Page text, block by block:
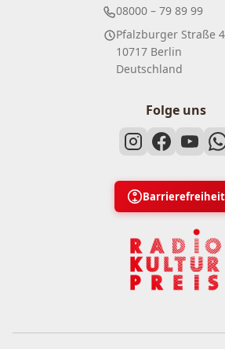
08000 – 79 89 99
Pfalzburger Straße
10717 Berlin
Deutschland
Folge uns
Barrierefreiheit